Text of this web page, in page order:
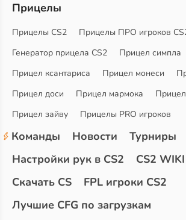
Прицелы
Прицелы CS2
Прицелы ПРО игроков
Генератор прицела CS2
Прицел симпла
Прицел ксантариса
Прицел монеси
Прицел доси
Прицел мармока
Прицел зайву
Прицелы PRO игроков
Команды Новости
Турниры
Настройки рук в CS2
CS2 WIKI
Скачать CS
FPL игроки CS2
Лучшие CFG по загрузкам